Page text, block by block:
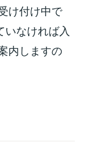
け付け中で
いなければ入
内しますの